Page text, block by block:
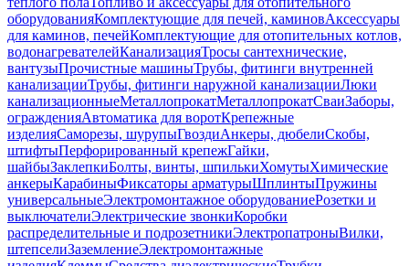
оборудованияКомплектующие для печей, каминовАксессуары
для каминов, печейКомплектующие для отопительных котлов,
водонагревателейКанализацияТросы сантехнические,
вантузыПрочистные машиныТрубы, фитинги внутренней
канализацииТрубы, фитинги наружной канализацииЛюки
канализационныеМеталлопрокатМеталлопрокатСваиЗаборы,
огражденияАвтоматика для воротКрепежные
изделияСаморезы, шурупыГвоздиАнкеры, дюбелиСкобы,
штифтыПерфорированный крепежГайки,
шайбыЗаклепкиБолты, винты, шпилькиХомутыХимические
анкерыКарабиныФиксаторы арматурыШплинтыПружины
универсальныеЭлектромонтажное оборудованиеРозетки и
выключателиЭлектрические звонкиКоробки
распределительные и подрозетникиЭлектропатроныВилки,
штепселиЗаземлениеЭлектромонтажные